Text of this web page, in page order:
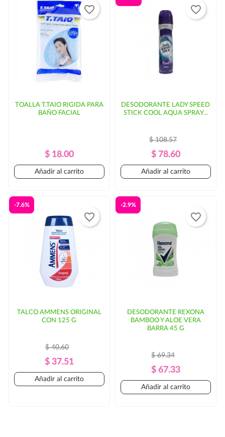
incremento en el costo del envío y/o mayor tiempo de
entrega. En ese caso, se solicitaría autorización por
parte del cliente.
TOALLA T.TAIO RIGIDA PARA
BAÑO FACIAL
Precio
Regular
Precio
$ 18.00
Añadir al carrito
favorite_border
DESODORANTE LADY SPEED
STICK COOL AQUA SPRAY...
Precio
Regular
$ 108.57
Precio
$ 78.60
Añadir al carrito
favorite_border
TALCO AMMENS ORIGINAL
CON 125 G
Precio
Regular
$ 40.60
Precio
$ 37.51
-7.6%
Añadir al carrito
favorite_border
DESODORANTE REXONA
BAMBOO Y ALOE VERA
BARRA 45 G
Precio
Regular
$ 69.34
Precio
$ 67.33
-2.9%
Añadir al carrito
favorite_border